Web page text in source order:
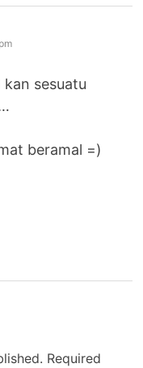
sesuatu
beramal =)
Required